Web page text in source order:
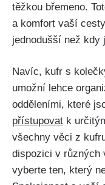
⁤těžkou břemeno.
a ‍komfort vaší
jednodušší než kdy
Navíc, kufr s
umožní lehce
odděleními, které‍
přístupovat k
všechny věci z
dispozici v různých‍
vyberte ten, který